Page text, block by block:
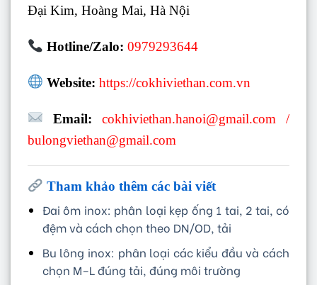
Đại Kim, Hoàng Mai, Hà Nội
Hotline/Zalo: 0979293644
Website: https://cokhiviethan.com.vn
Email: cokhiviethan.hanoi@gmail.com /
bulongviethan@gmail.com
Tham khảo thêm các bài viết
Đai ôm inox: phân loại kẹp ống 1 tai, 2 tai, có
đệm và cách chọn theo DN/OD, tải
Bu lông inox: phân loại các kiểu đầu và cách
chọn M–L đúng tải, đúng môi trường